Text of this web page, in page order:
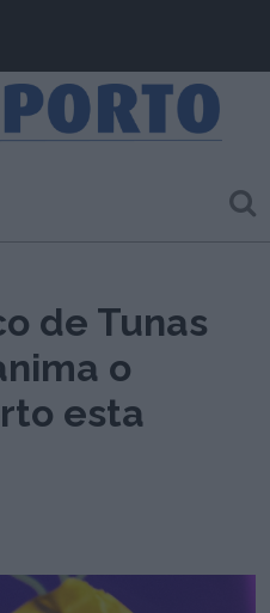
de Tunas
o
esta